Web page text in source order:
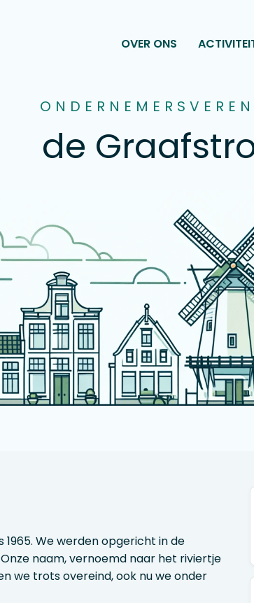
OVER ONS
de
1965. We werden opgericht in de
naam, vernoemd naar het riviertje
we trots overeind, ook nu we onder